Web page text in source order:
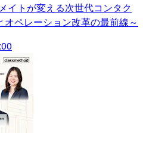
イトが変える次世代コンタク
オペレーション改革の最前線～